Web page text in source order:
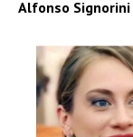
Alfonso Signorini